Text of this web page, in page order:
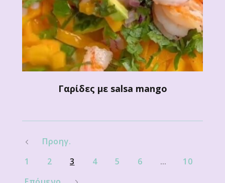
Γαρίδες με salsa mango
Προηγ.
1
2 3 4 5 6 …
10